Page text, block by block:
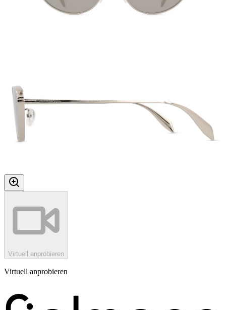
Virtuell anprobieren
Virtuell anprobieren